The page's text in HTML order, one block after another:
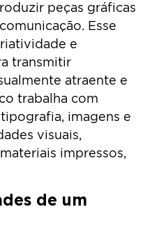
peças gráficas
Esse
e
transmitir
atraente e
trabalha com
imagens e
visuais,
impressos,
de um